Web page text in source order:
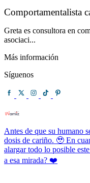
Comportamentalista
Greta es consultora en
asociaci...
Más información
Síguenos
Antes de que su humano
dosis de cariño. 🥹 En
alargar todo lo posible
a esa mirada? ❤️